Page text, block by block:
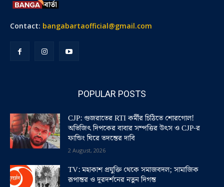
Contact: bangabartaofficial@gmail.com
POPULAR POSTS
CJP: গুজরাতের RTI কর্মীর চিঠিতে শোরগোল!
অভিজিৎ দিপকের বাবার সম্পত্তির উৎস ও CJP-র
ফান্ডিং ঘিরে তদন্তের দাবি
2 August, 2026
TV: মহাকাশ প্রযুক্তি থেকে সমাজবদল; সামাজিক
রূপান্তর ও দূরদর্শনের নতুন দিগন্ত